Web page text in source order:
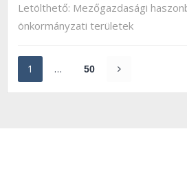
Letölthető: Mezőgazdasági
önkormányzati területek
1 … 50